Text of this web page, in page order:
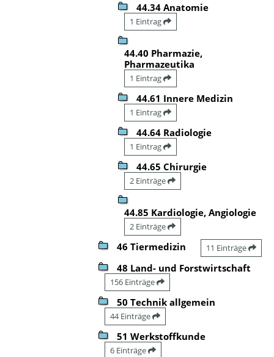
44.34 Anatomie
1 Eintrag
44.40 Pharmazie,
Pharmazeutika
1 Eintrag
44.61 Innere Medizin
1 Eintrag
44.64 Radiologie
1 Eintrag
44.65 Chirurgie
2 Einträge
44.85 Kardiologie, Angiologie
2 Einträge
46 Tiermedizin 11 Einträge
48 Land- und Forstwirtschaft
156 Einträge
50 Technik allgemein
44 Einträge
51 Werkstoffkunde
6 Einträge